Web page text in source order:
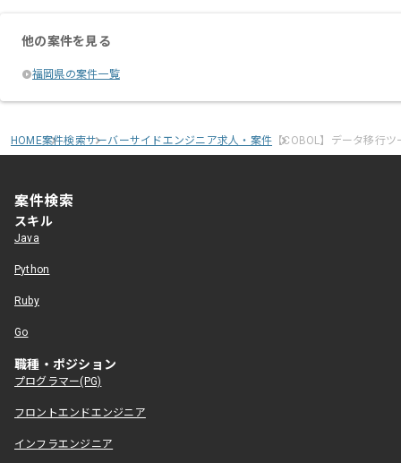
他の案件を見る
福岡県の案件一覧
HOME案件検索サーバーサイドエンジニア求人・案件 【COBOL】データ移行
案件検索
スキル
Java
Python
Ruby
Go
職種・ポジション
プログラマー(PG)
フロントエンドエンジニア
インフラエンジニア